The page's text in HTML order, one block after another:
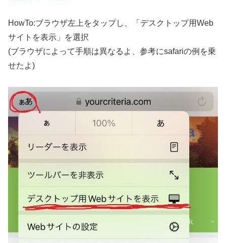
HowTo:ブラウザ左上をタップし、「デスクトップ用Web
サイトを表示」を選択
(ブラウザによって手順は異なるよ、参考にsafariの例を乗
せたよ)